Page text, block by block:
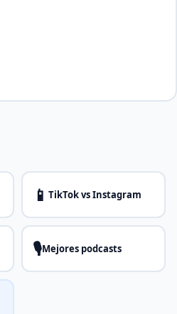
📱 TikTok vs Instagram
🎙️Mejores podcasts